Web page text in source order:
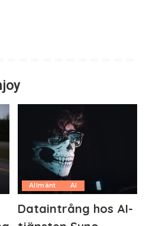
Allmänt AI
Dataintrång hos AI-